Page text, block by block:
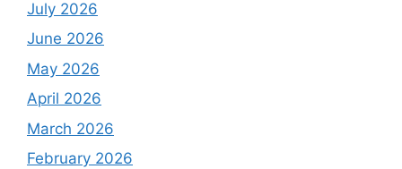
July 2026
June 2026
May 2026
April 2026
March 2026
February 2026